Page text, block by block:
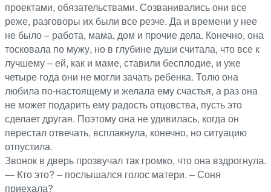
проектами, обязательствами. Созванивались они все
реже, разговоры их были все резче. Да и времени у нее
не было – работа, мама, дом и прочие дела. Конечно, она
тосковала по мужу, но в глубине души считала, что все к
лучшему – ей, как и маме, ставили бесплодие, и уже
четыре года они не могли зачать ребенка. Толю она
любила по-настоящему и желала ему счастья, а раз она
не может подарить ему радость отцовства, пусть это
сделает другая. Поэтому она не удивилась, когда он
перестал отвечать, всплакнула, конечно, но ситуацию
отпустила.
Звонок в дверь прозвучал так громко, что она вздрогнула.
— Кто это? – послышался голос матери. – Соня
приехала?